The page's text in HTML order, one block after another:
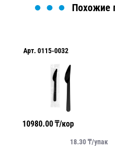
Похожие
Арт. 0115-0032
10980.00₸/кор
18.30₸/упак